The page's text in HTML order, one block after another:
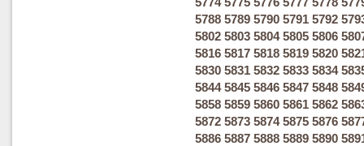
5788 5789 5790 5791 5792
5802 5803 5804 5805 5806
5816 5817 5818 5819 5820
5830 5831 5832 5833 5834
5844 5845 5846 5847 5848
5858 5859 5860 5861 5862
5872 5873 5874 5875 5876
5886 5887 5888 5889 5890